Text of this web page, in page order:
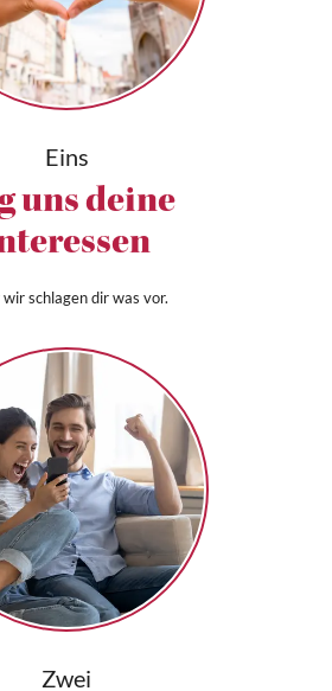
Eins
uns deine
schlagen dir was vor.
Zwei